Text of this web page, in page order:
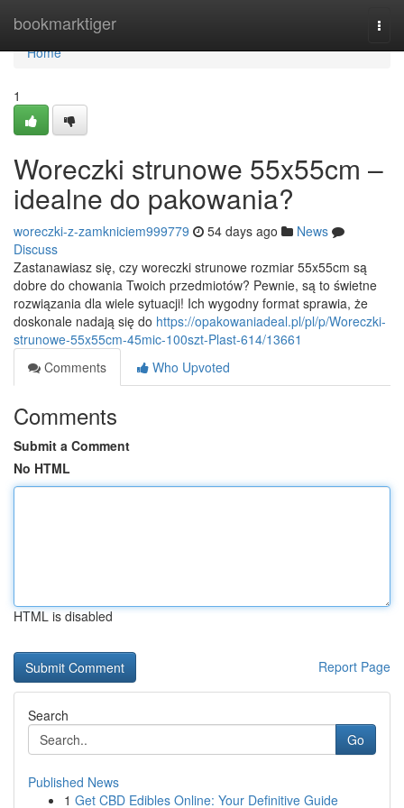
bookmarktiger
Home
Home
1
Woreczki strunowe 55x55cm –
idealne do pakowania?
woreczki-z-zamkniciem999779 54 days ago
News
Discuss
Zastanawiasz się, czy woreczki strunowe rozmiar 55x55cm są
dobre do chowania Twoich przedmiotów? Pewnie, są to świetne
rozwiązania dla wiele sytuacji! Ich wygodny format sprawia, że
doskonale nadają się do https://opakowaniadeal.pl/pl/p/Woreczki-
strunowe-55x55cm-45mic-100szt-Plast-614/13661
Comments
Who Upvoted
Comments
Submit a Comment
No HTML
HTML is disabled
Report Page
Search
Go
Published News
1 Get CBD Edibles Online: Your Definitive Guide